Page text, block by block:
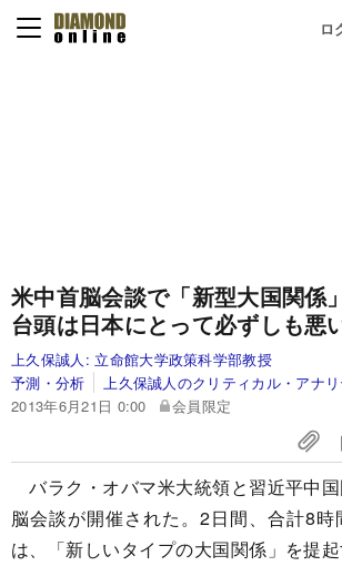
ロ
米中首脳会談で「新型大国関係
台頭は日本にとって必ずしも悪
上久保誠人: 立命館大学政策科学部教授
予測・分析
上久保誠人のクリティカル・アナ
2013年6月21日 0:00
会員限定
バラク・オバマ米大統領と習近平中
脳会談が開催された。2日間、合計8
は、「新しいタイプの大国関係」を提